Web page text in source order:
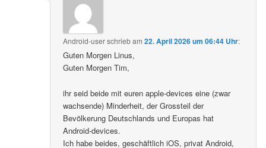
Android-userschriebam22. April 2026 um 06:44 Uhr:
Guten Morgen Linus,
Guten Morgen Tim,
ihr seid beide mit euren apple-devices eine (zwar
wachsende) Minderheit, der Grossteil der
Bevölkerung Deutschlands und Europas hat
Android-devices.
Ich habe beides, geschäftlich iOS, privat Android,